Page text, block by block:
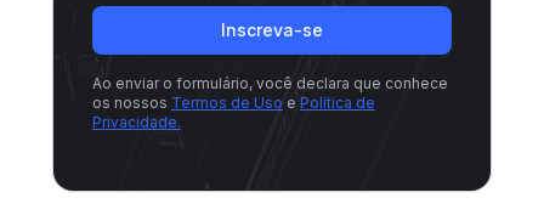
Inscreva-se
Ao enviar o formulário, você declara que conhece
os nossos Termos de Uso e Política de
Privacidade.